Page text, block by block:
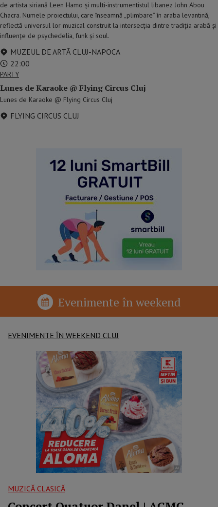
de artista siriană Leen Hamo și multi-instrumentistul libanez John Abou
Chacra. Numele proiectului, care înseamnă „plimbare” în araba levantină,
reflectă universul lor muzical construit la intersecția dintre tradiția arabă și
influențe de psychedelia, funk și soul.
MUZEUL DE ARTĂ CLUJ-NAPOCA
22:00
PARTY
Lunes de Karaoke @ Flying Circus Cluj
Lunes de Karaoke @ Flying Circus Cluj
FLYING CIRCUS CLUJ
Evenimente în weekend
EVENIMENTE ÎN WEEKEND CLUJ
MUZICĂ CLASICĂ